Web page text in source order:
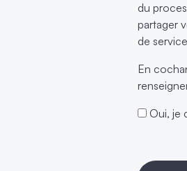
du
partager
de
En
Oui, je